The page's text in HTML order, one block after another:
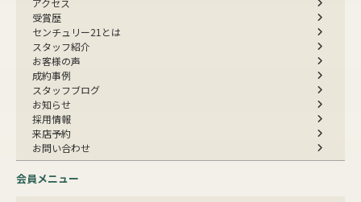
アクセス
受賞歴
センチュリー21とは
スタッフ紹介
お客様の声
成約事例
スタッフブログ
お知らせ
採用情報
来店予約
お問い合わせ
会員メニュー